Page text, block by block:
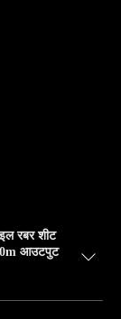
रबर शीट
आउटपुट